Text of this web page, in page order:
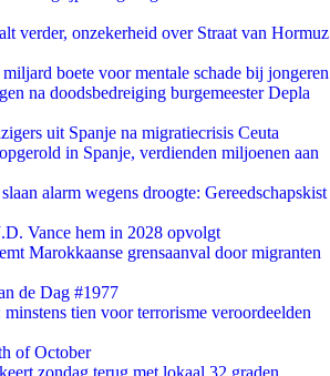
verder, onzekerheid over Straat van Hormuz
boete voor mentale schade bij jongeren
na doodsbedreiging burgemeester Depla
uit Spanje na migratiecrisis Ceuta
in Spanje, verdienden miljoenen aan
alarm wegens droogte: Gereedschapskist
Vance hem in 2028 opvolgt
Marokkaanse grensaanval door migranten
de Dag #1977
minstens tien voor terrorisme veroordeelden
of October
zondag terug met lokaal 32 graden